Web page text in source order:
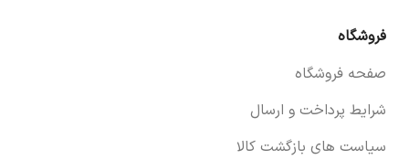
فروشگاه
صفحه فروشگاه
شرایط پرداخت و ارسال
سیاست های بازگشت کالا